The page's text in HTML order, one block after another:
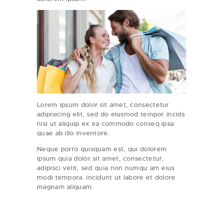
Lorem ipsum dolor sit amet, consectetur
adipisicing elit, sed do eiusmod tempor incids
nisi ut aliquip ex ea commodo conseq ipsa
quae ab illo inventore.
Neque porro quisquam est, qui dolorem
ipsum quia dolor sit amet, consectetur,
adipisci velit, sed quia non numqu am eius
modi tempora. incidunt ut labore et dolore
magnam aliquam